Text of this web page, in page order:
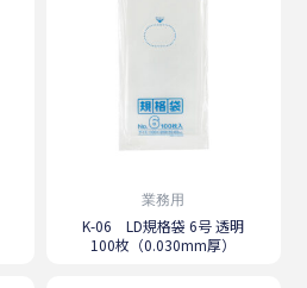
業務用
K-06 LD規格袋 6号 透明
100枚（0.030mm厚）